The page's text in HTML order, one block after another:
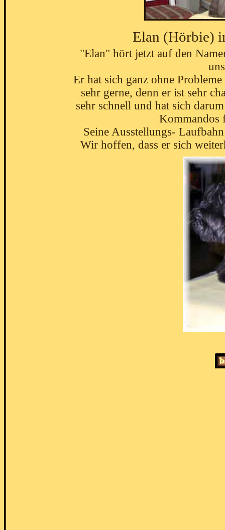
Elan (Hörbie)
"Elan" hört jetzt auf den
Er hat sich ganz ohne
sehr gerne, denn er ist sehr
sehr schnell und hat sich
Kommandos
Seine Ausstellungs-
Wir hoffen, dass er sich